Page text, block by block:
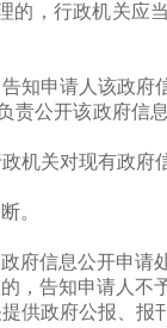
，行政机关应
知申请人该政
公开该政府信
机关对现有政
。
府信息公开申请
，告知申请人不
供政府公报、